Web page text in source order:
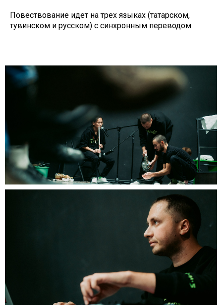
Повествование идет на трех языках (татарском,
тувинском и русском) с синхронным переводом.